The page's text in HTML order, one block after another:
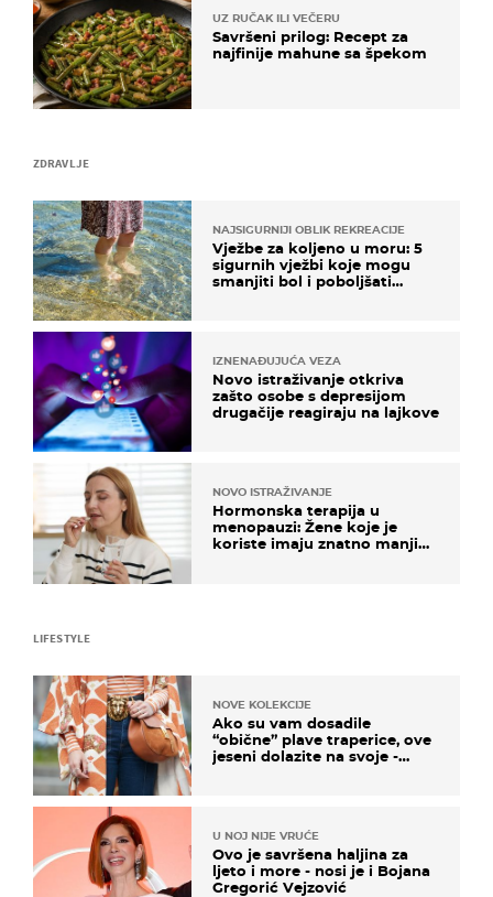
ZDRAVLJE
NAJSIGURNIJI OBLIK REKREACIJE
Vježbe za koljeno u moru: 5
sigurnih vježbi koje mogu
smanjiti bol i poboljšati
IZNENAĐUJUĆA VEZA
Novo istraživanje otkriva
zašto osobe s depresijom
drugačije reagiraju na lajkove
NOVO ISTRAŽIVANJE
Hormonska terapija u
menopauzi: Žene koje je
koriste imaju znatno manji
UZ RUČAK ILI VEČERU
Savršeni prilog: Recept za
najfinije mahune sa špekom
LIFESTYLE
NOVE KOLEKCIJE
Ako su vam dosadile
“obične” plave traperice, ove
jeseni dolazite na svoje -
U NOJ NIJE VRUĆE
Ovo je savršena haljina za
ljeto i more - nosi je i Bojana
Gregorić Vejzović